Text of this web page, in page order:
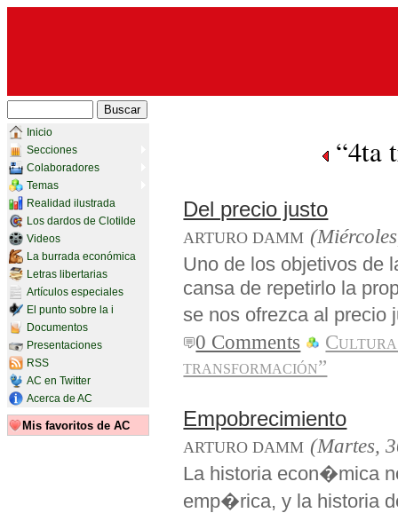
Inicio
Secciones
Colaboradores
Temas
Realidad ilustrada
Los dardos de Clotilde
Videos
La burrada económica
Letras libertarias
Artículos especiales
El punto sobre la i
Documentos
Presentaciones
RSS
AC en Twitter
Acerca de AC
Mis favoritos de AC
“4ta
Del precio justo
ARTURO DAMM
Uno de los objetivos de
cansa de repetirlo la
se nos ofrezca al
0 Comments
Cultura
transformación”
Empobrecimiento
ARTURO DAMM (Martes,
La historia econ�mica
emp�rica, y la historia